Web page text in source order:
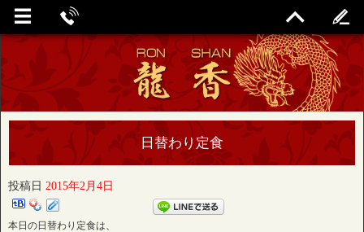
日替わり定食
投稿日 2015年2月4日
本日の日替わり定食は、